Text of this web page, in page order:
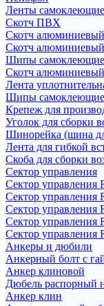
Ленты
Скотч ПВХ
Скотч алюминиевый
Скотч
Шипы
Скотч
Лента
Шипы
Крепеж для
Уголок для сборки
Шинорейка (шина
Лента для гибкой
Скоба для сборки
Сектор управления
Сектор управления
Сектор управления
Сектор управления
Сектор управления
Сектор управления
Анкеры и дюбили
Анкерный болт с
Анкер клиновой
Дюбель распорный
Анкер клин